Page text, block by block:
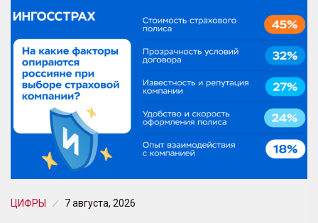
ЦИФРЫ 7 августа, 2026